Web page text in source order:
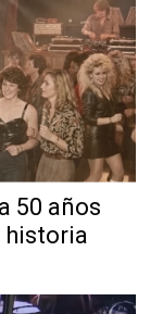
50 años
historia